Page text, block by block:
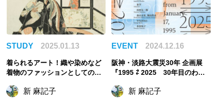
STUDY 2025.01.13
着られるアート！織や染めなど
着物のファッションとしての魅
新 麻記子
EVENT 2024.12.16
阪神・淡路大震災30年 企画展
『1995 ⇄ 2025 30年目のわた
での自主企画展！
新 麻記子